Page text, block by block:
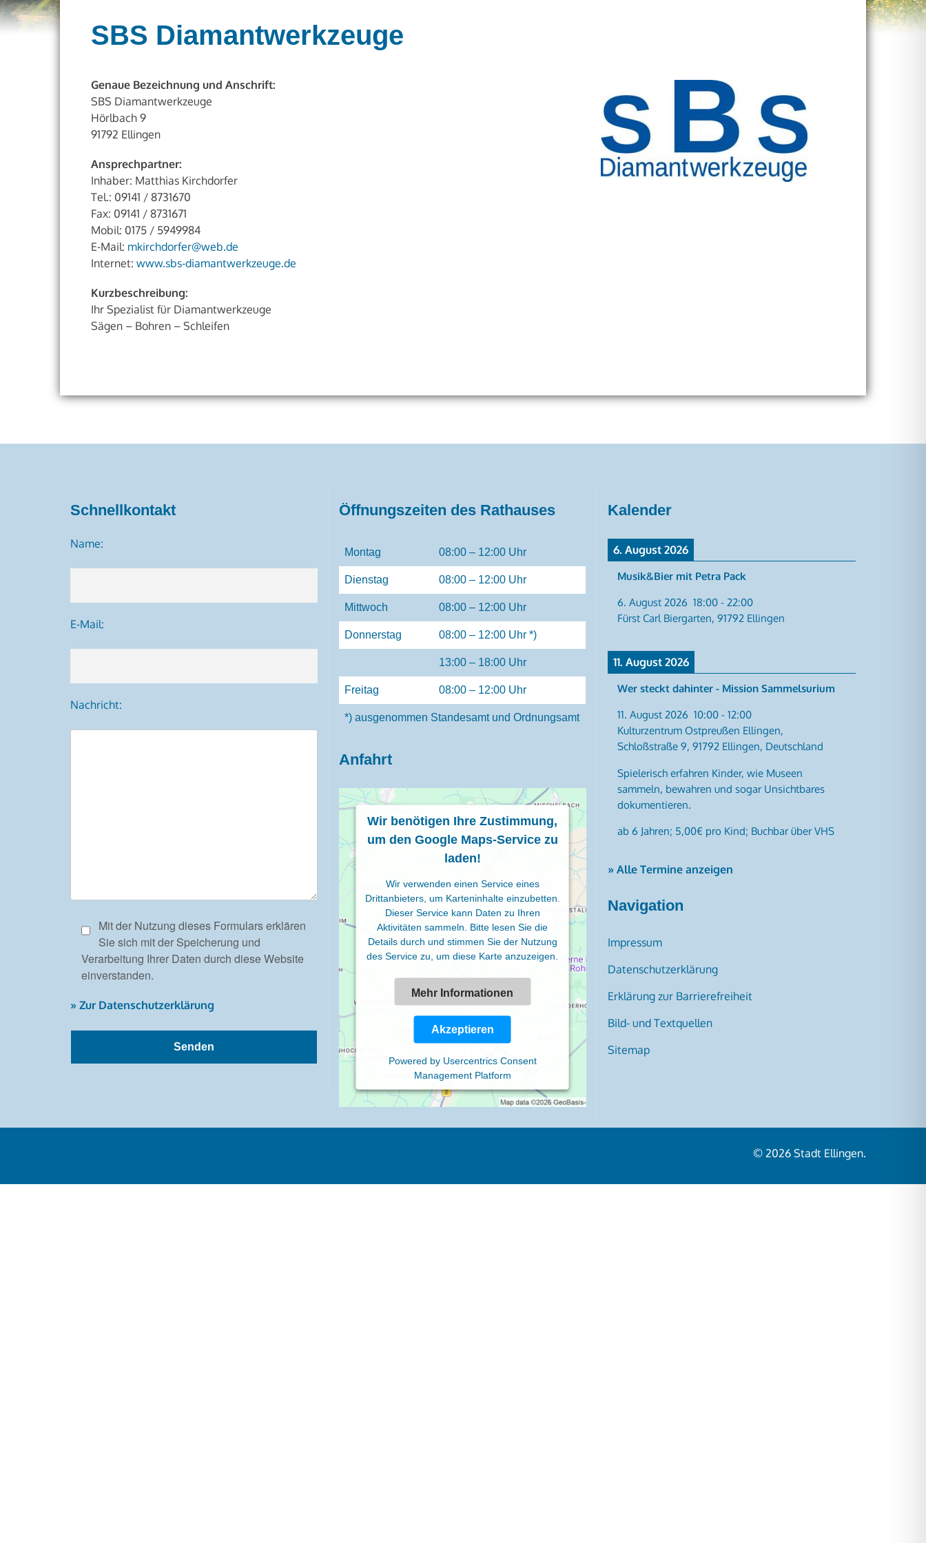
SBS Diamantwerkzeuge
Genaue Bezeichnung und Anschrift:
SBS Diamantwerkzeuge
Hörlbach 9
91792 Ellingen
Ansprechpartner:
Inhaber: Matthias Kirchdorfer
Tel.: 09141 / 8731670
Fax: 09141 / 8731671
Mobil: 0175 / 5949984
E-Mail: mkirchdorfer@web.de
Internet: www.sbs-diamantwerkzeuge.de
Kurzbeschreibung:
Ihr Spezialist für Diamantwerkzeuge
Sägen – Bohren – Schleifen
Schnellkontakt
Name:
E-Mail:
Nachricht:
Mit der Nutzung dieses Formulars erklären
Sie sich mit der Speicherung und
Verarbeitung Ihrer Daten durch diese Website
einverstanden.
» Zur Datenschutzerklärung
Öffnungszeiten des Rathauses
Montag 08:00 – 12:00 Uhr
Dienstag 08:00 – 12:00 Uhr
Mittwoch 08:00 – 12:00 Uhr
Donnerstag 08:00 – 12:00 Uhr *)
13:00 – 18:00 Uhr
Freitag 08:00 – 12:00 Uhr
*) ausgenommen Standesamt und Ordnungsamt
Anfahrt
Wir benötigen Ihre Zustimmung,
um den Google Maps-Service zu
laden!
Wir verwenden einen Service eines
Drittanbieters, um Karteninhalte einzubetten.
Dieser Service kann Daten zu Ihren
Aktivitäten sammeln. Bitte lesen Sie die
Details durch und stimmen Sie der Nutzung
des Service zu, um diese Karte anzuzeigen.
Mehr Informationen
Akzeptieren
Powered by Usercentrics Consent
Management Platform
Kalender
6. August 2026
Musik&Bier mit Petra Pack
6. August 2026 18:00- 22:00
Fürst Carl Biergarten, 91792 Ellingen
11. August 2026
Wer steckt dahinter - Mission Sammelsurium
11. August 2026 10:00- 12:00
Kulturzentrum Ostpreußen Ellingen,
Schloßstraße 9, 91792 Ellingen, Deutschland
Spielerisch erfahren Kinder, wie Museen
sammeln, bewahren und sogar Unsichtbares
dokumentieren.
ab 6 Jahren; 5,00€ pro Kind; Buchbar über VHS
» Alle Termine anzeigen
Navigation
Impressum
Datenschutzerklärung
Erklärung zur Barrierefreiheit
Bild- und Textquellen
Sitemap
© 2026 Stadt Ellingen.